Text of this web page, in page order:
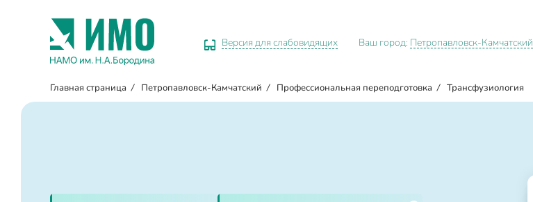
Версия для слабовидящих Ваш город: Петропавловск-Камчатский
Главная страница / Петропавловск-Камчатский / Профессиональная переподготовка / Трансфузиология